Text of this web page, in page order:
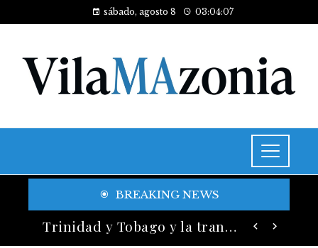
sábado, agosto 8 03:04:09
BREAKING NEWS
Trinidad y Tobago y la transición energética con enfoque en justicia social y desarrollo sostenible